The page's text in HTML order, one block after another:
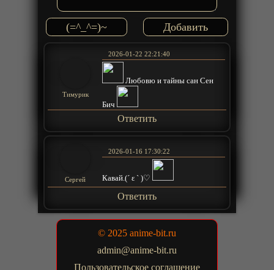
(=^_^=)~
Тимурик
2026-01-22 22:21:40
Любовю и тайны сан Сен
Бич
Ответить
Сергей
2026-01-16 17:30:22
Кавай.(´ ε ` )♡
Ответить
© 2025 anime-bit.ru
admin@anime-bit.ru
Пользовательское соглашение